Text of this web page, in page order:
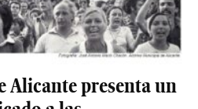
Alicante presenta un